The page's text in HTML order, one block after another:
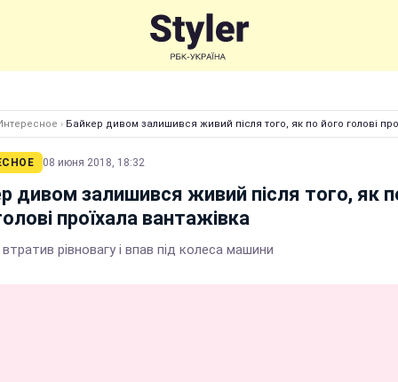
› Байкер дивом залишився живий після того, як по його голові
08 июня 2018, 18:32
дивом залишився живий після того, як
проїхала вантажівка
рівновагу і впав під колеса машини